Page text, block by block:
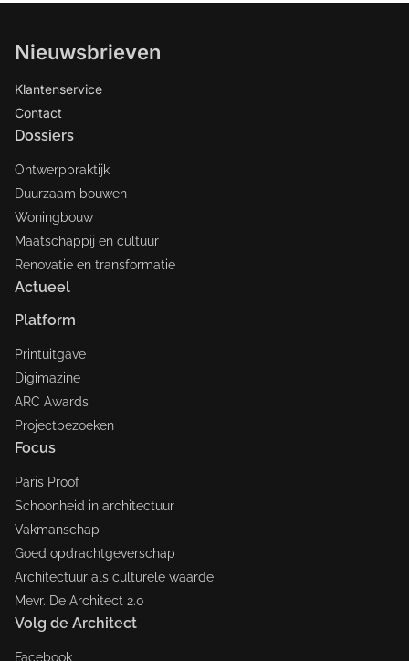
Nieuwsbrieven
Klantenservice
Contact
Dossiers
Ontwerppraktijk
Duurzaam bouwen
Woningbouw
Maatschappij en cultuur
Renovatie en transformatie
Actueel
Platform
Printuitgave
Digimazine
ARC Awards
Projectbezoeken
Focus
Paris Proof
Schoonheid in architectuur
Vakmanschap
Goed opdrachtgeverschap
Architectuur als culturele waarde
Mevr. De Architect 2.0
Volg de Architect
Facebook